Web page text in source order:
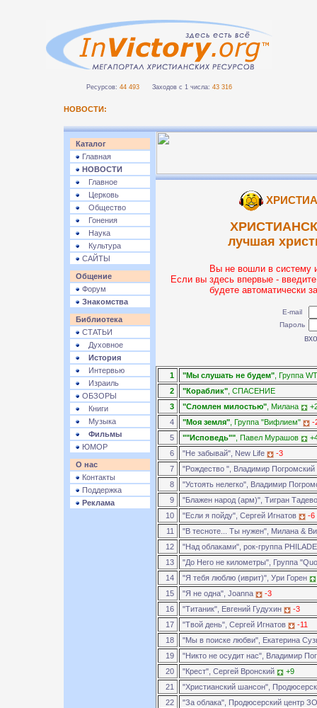
Ресурсов: 44 493 Заходов с 1 числа: 43 316
НОВОСТИ:
Каталог
Главная
НОВОСТИ
Главное
Церковь
Общество
Гонения
Наука
Культура
САЙТЫ
Общение
Форум
Знакомства
Библиотека
СТАТЬИ
Духовное
История
Интервью
Израиль
ОБЗОРЫ
Книги
Музыка
Фильмы
ЮМОР
О нас
Контакты
Поддержка
Реклама
лучшая
Вы не вошли в систему
Если вы здесь впервые -
будете автоматически
E-mail
Пароль
1 "Мы слушать не будем", Группа
2
"Кораблик", СПАСЕНИЕ
3
"Сломлен милостью", Милана
4
"Моя земля", Группа "Вифлием"
-
5
""Исповедь"", Павел Мурашов
6
"Не забывай", New Life
-3
7
"Рождество ", Владимир Погромский
8
"Устоять нелегко", Владимир
9
"Блажен народ (арм)", Тигран
10
"Если я пойду", Сергей Игнатов
-6
11
"В тесноте... Ты нужен", Милана &
12
"Над облаками", рок-группа
13
"До Него не километры", Группа
14
"Я тебя люблю (иврит)", Ури Горен
15
"Я не одна", Joanna
-3
16
"Титаник", Евгений Гудухин
-3
17
"Твой день", Сергей Игнатов
-11
18
"Мы в поиске любви", Екатерина
19
"Никто не осудит нас", Владимир
20
"Крест", Сергей Вронский
+9
21
"Христианский шансон",
22
"За облака", Продюсерский центр